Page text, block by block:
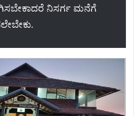
ನಿಸರ್ಗ ಮನೆಗೆ